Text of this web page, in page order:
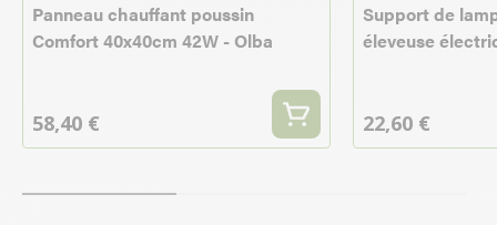
Panneau chauffant poussin
Comfort 40x40cm 42W - Olba
58,40 €
Support de
éleveuse
22,60 €